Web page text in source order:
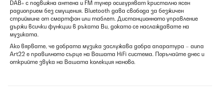
DAB+ с подвижна антена и FM тунер осигуряват кристално ясен
радиоприем без смущения. Bluetooth дава свобода за безжичен
стрийминг от смартфон или таблет. Дистанционното управление
държи всички функции в ръката Ви, докато се наслаждавате на
музиката.
Ако вярвате, че добрата музика заслужава добра апаратура – auna
Art22 е правилното сърце на Вашата HiFi система. Поръчайте днес и
открийте звука на Вашата колекция наново.